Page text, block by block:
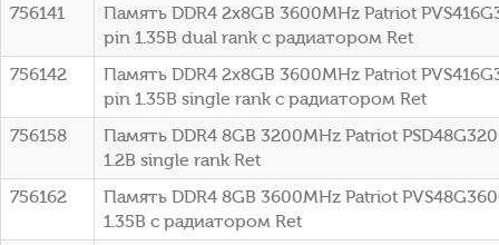
756141
Память DDR4 2x8GB 3600MHz Patriot
pin 1.35В dual rank с радиатором Ret
756142
Память DDR4 2x8GB 3600MHz Patriot
pin 1.35В single rank с радиатором Ret
756158
Память DDR4 8GB 3200MHz Patriot
1.2В single rank Ret
756162
Память DDR4 8GB 3600MHz Patriot
1.35В с радиатором Ret